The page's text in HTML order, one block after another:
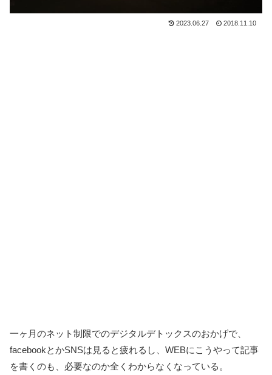
2023.06.27 2018.11.10
一ヶ月のネット制限でのデジタルデトックスのおかげで、
facebookとかSNSは見ると疲れるし、WEBにこうやって記事
を書くのも、必要なのか全くわからなくなっている。